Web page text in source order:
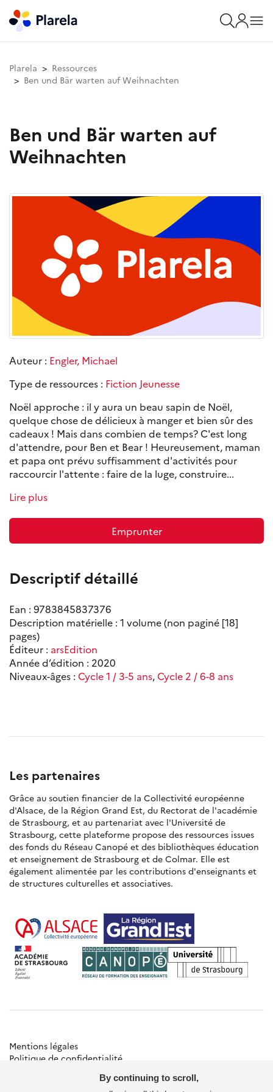
Plarela
Ressources
Ben und Bär warten auf Weihnachten
Ben und Bär warten auf
Weihnachten
Auteur : Engler, Michael
Type de ressources : Fiction Jeunesse
Noël approche : il y aura un beau sapin de Noël,
quelque chose de délicieux à manger et bien sûr des
cadeaux ! Mais dans combien de temps? C'est long
d'attendre, pour Ben et Bear ! Heureusement, maman
et papa ont prévu suffisamment d'activités pour
raccourcir l'attente : faire de la luge, construire...
Lire plus
Emprunter
Descriptif détaillé
Ean : 9783845837376
Description matérielle : 1 volume (non paginé [18]
pages)
Éditeur : arsEdition
Année d’édition : 2020
Niveaux-âges : Cycle 1 / 3-5 ans,Cycle 2 / 6-8 ans
Les partenaires
Grâce au soutien financier de la Collectivité européenne
d'Alsace, de la Région Grand Est, du Rectorat de l'académie
de Strasbourg, et au partenariat avec l'Université de
Strasbourg, cette plateforme propose des ressources issues
des fonds du Réseau Canopé et des bibliothèques éducation
et enseignement de Strasbourg et de Colmar. Elle est
également alimentée par les contributions d'enseignants et
de structures culturelles et associatives.
Mentions légales
Politique de confidentialité
By continuing to scroll,